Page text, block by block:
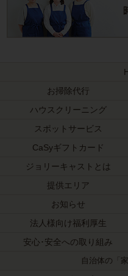
お掃除代行
ハウスクリーニング
スポットサービス
CaSyギフトカード
ジョリーキャストとは
提供エリア
お知らせ
法人様向け福利厚生
安心･安全への取り組み
自治体の「